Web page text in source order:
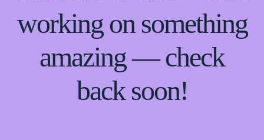
working on something
amazing — check
back soon!